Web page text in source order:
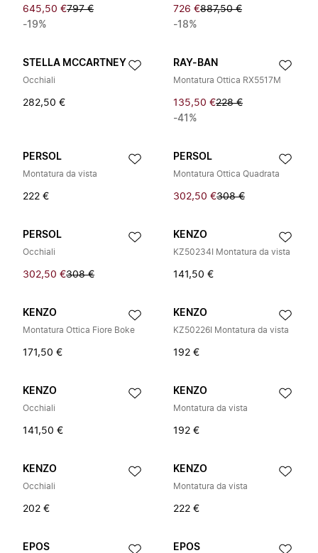
645,50 €797 €
-19%
726 €887,50 €
-18%
STELLA MCCARTNEY
Occhiali
282,50 €
RAY-BAN
Montatura Ottica RX5517M
135,50 €228 €
-41%
PERSOL
Montatura da vista
222 €
PERSOL
Montatura Ottica Quadrata
302,50 €308 €
PERSOL
Occhiali
302,50 €308 €
KENZO
KZ50234I Montatura da vista
141,50 €
KENZO
Montatura Ottica Fiore Boke
171,50 €
KENZO
KZ50226I Montatura da vista
192 €
KENZO
Occhiali
141,50 €
KENZO
Montatura da vista
192 €
KENZO
Occhiali
202 €
KENZO
Montatura da vista
222 €
EPOS EPOS